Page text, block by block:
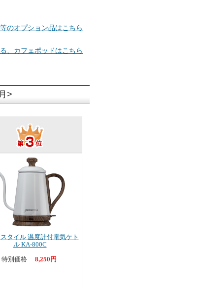
のオプション品はこちら
、カフェポッドはこちら
>
タイル 温度計付電気ケト
ル KA-800C
特別価格
8,250円